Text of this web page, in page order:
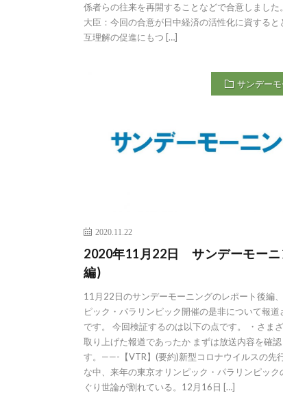
係者らの往来を再開することなどで合意しました
大臣：今回の合意が日中経済の活性化に資すると
互理解の促進にもつ […]
サンデー
2020.11.22
2020年11月22日 サンデーモーニ
編)
11月22日のサンデーモーニングのレポート後編
ピック・パラリンピック開催の是非について報道
です。 今回検証するのは以下の点です。 ・さま
取り上げた報道であったか まずは放送内容を確認
す。——-【VTR】(要約)新型コロナウイルスの先
な中、来年の東京オリンピック・パラリンピック
ぐり世論が割れている。12月16日 […]